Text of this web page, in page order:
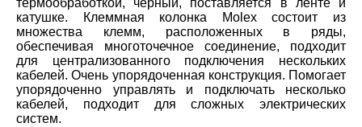
термообработкой, черный, поставляется в ленте и
катушке. Клеммная колонка Molex состоит из
множества клемм, расположенных в ряды,
обеспечивая многоточечное соединение, подходит
для централизованного подключения нескольких
кабелей. Очень упорядоченная конструкция. Помогает
упорядоченно управлять и подключать несколько
кабелей, подходит для сложных электрических
систем.